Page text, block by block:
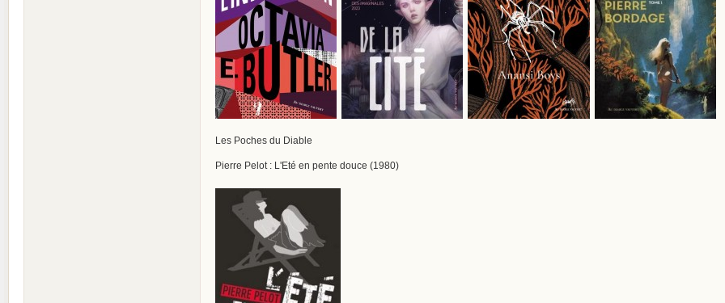
Les Poches du Diable
Pierre Pelot : L'Eté en pente douce (1980)